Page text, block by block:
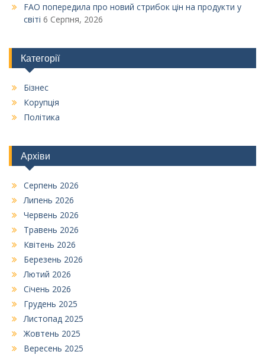
FAO попередила про новий стрибок цін на продукти у
світі 6 Серпня, 2026
Категорії
Бізнес
Корупція
Політика
Архіви
Серпень 2026
Липень 2026
Червень 2026
Травень 2026
Квітень 2026
Березень 2026
Лютий 2026
Січень 2026
Грудень 2025
Листопад 2025
Жовтень 2025
Вересень 2025